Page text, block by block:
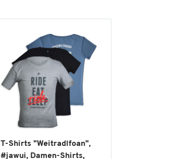
T-Shirts "Weitradlfoan",
#jawui, Damen-Shirts,